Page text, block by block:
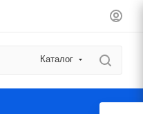
Каталог